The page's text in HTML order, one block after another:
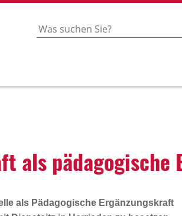
als
als Pädagogische Ergänzungskraft